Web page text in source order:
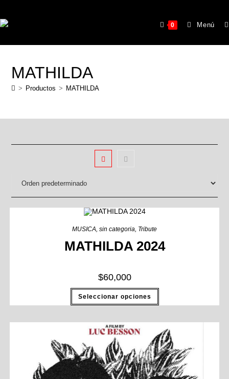
0 Menú
MATHILDA
> Productos > MATHILDA
MUSICA, sin categoria, Tribute
MATHILDA 2024
$60,000
Seleccionar opciones